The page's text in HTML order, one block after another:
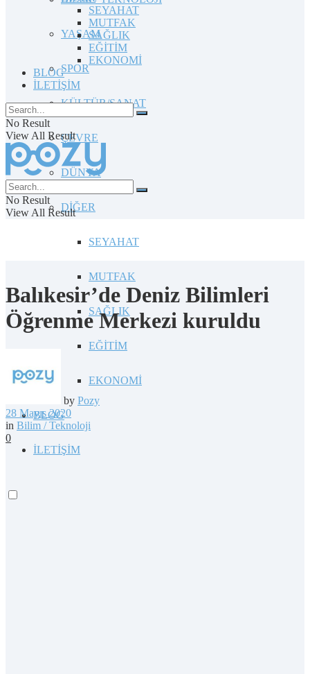
YAŞAM
SPOR
KÜLTÜR/SANAT
ÇEVRE
DÜNYA
DİĞER
SEYAHAT
MUTFAK
SAĞLIK
EĞİTİM
EKONOMİ
BLOG
İLETİŞİM
SEYAHAT
MUTFAK
SAĞLIK
EĞİTİM
EKONOMİ
BLOG
İLETİŞİM
No Result
View All Result
No Result
View All Result
Balıkesir’de Deniz Bilimleri
Öğrenme Merkezi kuruldu
by Pozy
28 Mayıs 2020
in Bilim / Teknoloji
0